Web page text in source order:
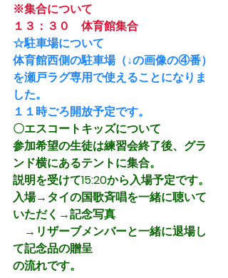
※集合について
１３：３０　体育館集合
☆駐車場について
体育館西側の駐車場（↓の画像の④番）
を瀬戸ラグ専用で使えることになりま
した。
１１時ごろ開放予定です。
〇エスコートキッズについて
参加希望の生徒は練習会終了後、グラ
ンド横にあるテントに集合。
説明を受けて15:20から入場予定です。
入場→タイの国歌斉唱を一緒に聴いて
いただく→記念写真
→リザーブメンバーと一緒に退場し
て記念品の贈呈
の流れです。